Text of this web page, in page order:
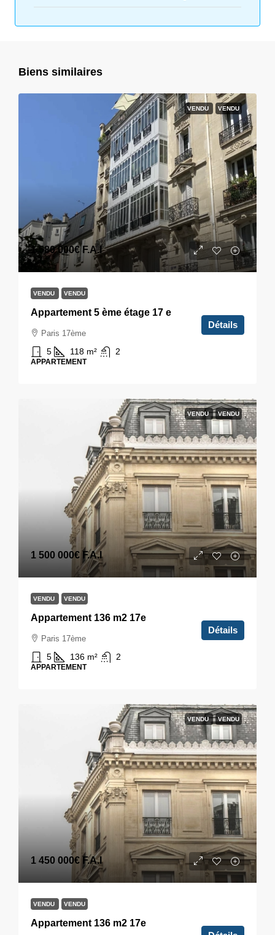
Biens similaires
VENDU VENDU
1 580 000€F.A.I
VENDU VENDU
Appartement 5 ème étage 17 e
Paris 17ème
5 118 m² 2
APPARTEMENT
Détails
VENDU VENDU
1 500 000€ F.A.I
VENDU VENDU
Appartement 136 m2 17e
Paris 17ème
5 136 m² 2
APPARTEMENT
Détails
VENDU VENDU
1 450 000€ F.A.I
VENDU VENDU
Appartement 136 m2 17e